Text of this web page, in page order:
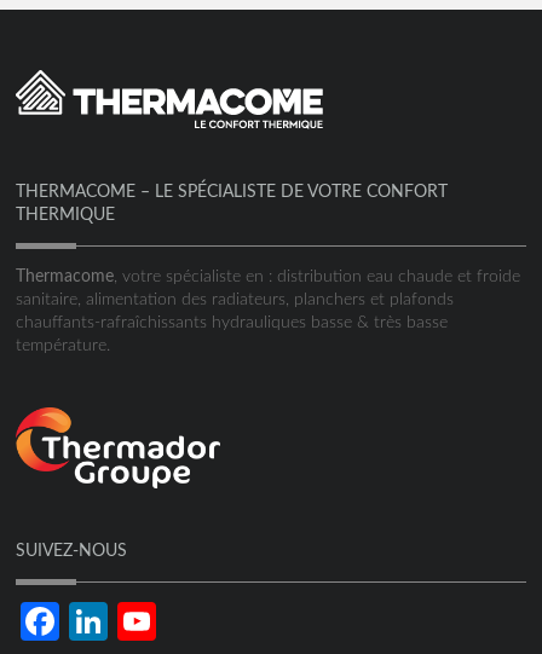
THERMACOME – LE SPÉCIALISTE DE VOTRE CONFORT
THERMIQUE
Thermacome, votre spécialiste en : distribution eau chaude et froide
sanitaire, alimentation des radiateurs, planchers et plafonds
chauffants-rafraîchissants hydrauliques basse & très basse
température.
SUIVEZ-NOUS
FacebookLinkedIn